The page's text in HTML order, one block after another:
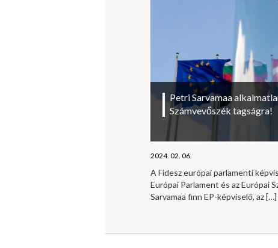
Petri Sarvamaa
Számvevőszék tagságra!
2024. 02. 06.
A Fidesz európai parlamenti
Európai Parlament és az Európai
Sarvamaa finn EP-képviselő, az[…]